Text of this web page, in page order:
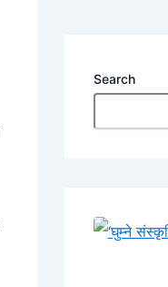
Search